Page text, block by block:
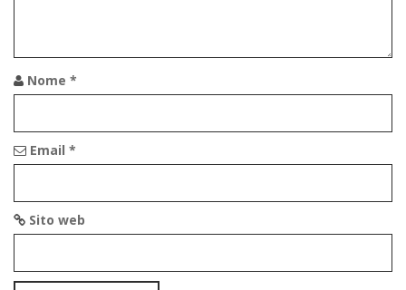
Nome *
Email *
Sito web